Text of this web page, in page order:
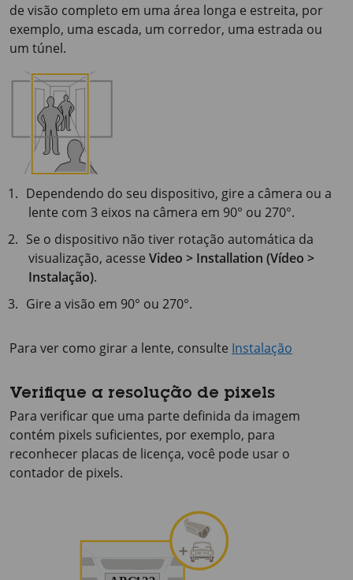
de visão completo em uma área longa e estreita, por
exemplo, uma escada, um corredor, uma estrada ou
um túnel.
Dependendo do seu dispositivo, gire a câmera ou a
lente com 3 eixos na câmera em 90° ou 270°.
Se o dispositivo não tiver rotação automática da
visualização, acesse Video > Installation (Vídeo >
Instalação).
Gire a visão em 90° ou 270°.
Para ver como girar a lente, consulte Instalação
Verifique a resolução de pixels
Para verificar que uma parte definida da imagem
contém pixels suficientes, por exemplo, para
reconhecer placas de licença, você pode usar o
contador de pixels.